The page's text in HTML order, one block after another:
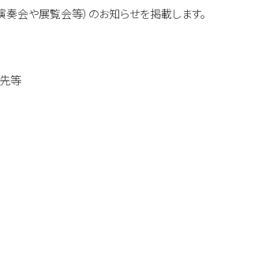
会や展覧会等）のお知らせを掲載します。
先等